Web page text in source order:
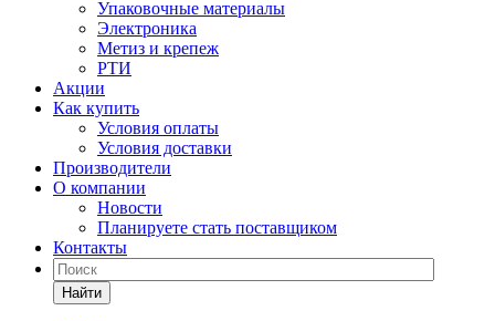
Упаковочные материалы
Электроника
Метиз и крепеж
РТИ
Акции
Как купить
Условия оплаты
Условия доставки
Производители
О компании
Новости
Планируете стать поставщиком
Контакты
Найти